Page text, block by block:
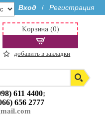
Вход / Регистрация
611 4400;
656 2777
Корзина (0)
добавить в закладки